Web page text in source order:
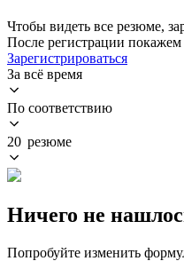
Чтобы видеть все резюме,
После регистрации
Зарегистрироваться
За всё время
По соответствию
20 резюме
Ничего не
Попробуйте изменить